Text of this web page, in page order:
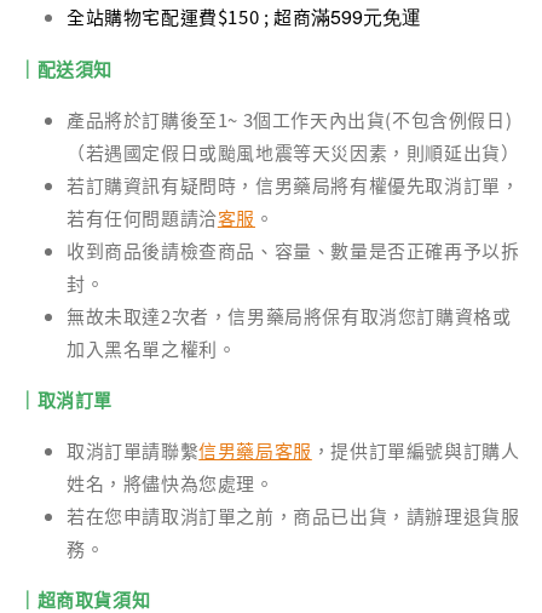
全站購物宅配運費$150 ; 超商滿599元免運
｜配送須知
產品將於訂購後至1~ 3個工作天內出貨(不包含例假日)
（若遇國定假日或颱風地震等天災因素，則順延出貨）
若訂購資訊有疑問時，信男藥局將有權優先取消訂單，
若有任何問題請洽客服 。
收到商品後請檢查商品、容量、數量是否正確再予以拆
封。
無故未取達2次者，信男藥局將保有取消您訂購資格或
加入黑名單之權利。
｜取消訂單
取消訂單請聯繫信男藥局客服 ，提供訂單編號與訂購人
姓名，將儘快為您處理。
若在您申請取消訂單之前，商品已出貨，請辦理退貨服
務。
｜超商取貨須知